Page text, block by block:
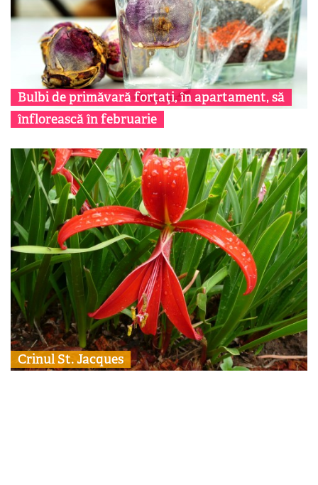
Bulbi de primăvară forţaţi, în apartament, să
înflorească în februarie
Crinul St. Jacques